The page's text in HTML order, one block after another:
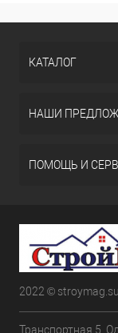
КАТАЛОГ
НАШИ
ПОМОЩЬ И
2022 ©
Транспортная 5.